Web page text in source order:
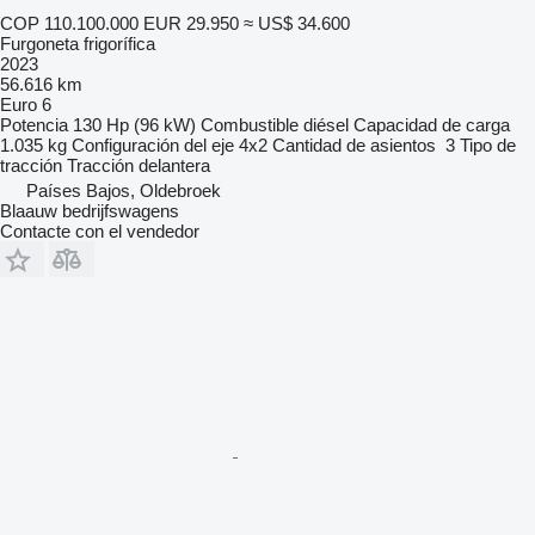
COP 110.100.000 EUR 29.950 ≈ US$ 34.600
Furgoneta frigorífica
2023
56.616 km
Euro 6
Potencia 130 Hp (96 kW) Combustible diésel Capacidad de carga
1.035 kg Configuración del eje 4x2 Cantidad de asientos 3 Tipo de
tracción Tracción delantera
Países Bajos, Oldebroek
Blaauw bedrijfswagens
Contacte con el vendedor